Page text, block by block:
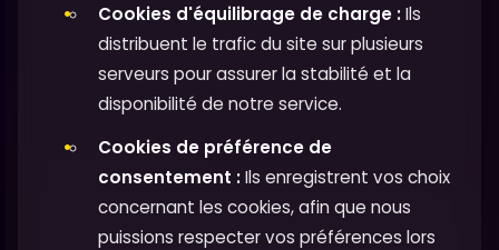
Cookies d'équilibrage de charge :Ils
distribuent le trafic du site sur plusieurs
serveurs pour assurer la stabilité et la
disponibilité de notre service.
Cookies de préférence de
consentement :Ils enregistrent vos choix
concernant les cookies, afin que nous
puissions respecter vos préférences lors